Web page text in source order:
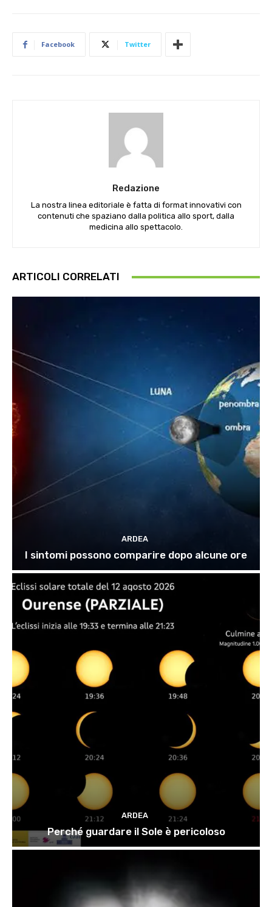
Facebook Twitter
Redazione
La nostra linea editoriale è fatta di format innovativi con
contenuti che spaziano dalla politica allo sport, dalla
medicina allo spettacolo.
ARTICOLI CORRELATI
ARDEA
I sintomi possono comparire dopo alcune ore
ARDEA
Perché guardare il Sole è pericoloso